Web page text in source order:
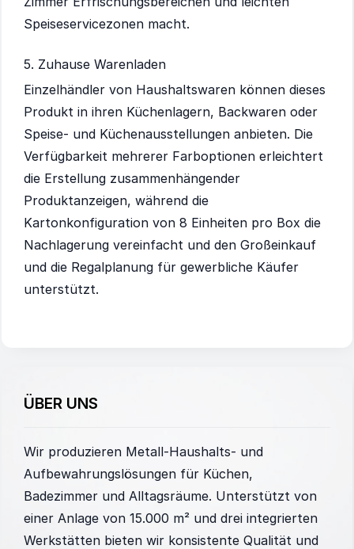
Speiseservicezonen macht.
5. Zuhause Warenladen
Einzelhändler von Haushaltswaren können dieses
Produkt in ihren Küchenlagern, Backwaren oder
Speise- und Küchenausstellungen anbieten. Die
Verfügbarkeit mehrerer Farboptionen erleichtert
die Erstellung zusammenhängender
Produktanzeigen, während die
Kartonkonfiguration von 8 Einheiten pro Box die
Nachlagerung vereinfacht und den Großeinkauf
und die Regalplanung für gewerbliche Käufer
unterstützt.
ÜBER UNS
Wir produzieren Metall-Haushalts- und
Aufbewahrungslösungen für Küchen,
Badezimmer und Alltagsräume. Unterstützt von
einer Anlage von 15.000 m² und drei integrierten
Werkstätten bieten wir konsistente Qualität und